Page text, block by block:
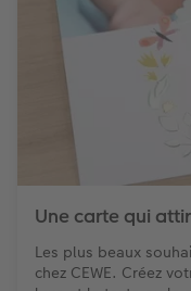
Une carte qui
Les plus beaux
chez CEWE. Créez